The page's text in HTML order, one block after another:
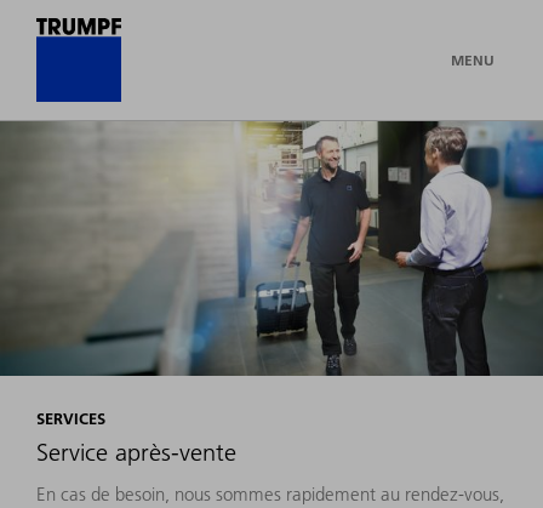
MENU
SERVICES
Service après-vente
En cas de besoin, nous sommes rapidement au rendez-vous,